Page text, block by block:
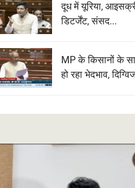
दूध में यूरिया,
डिटर्जेंट, संसद...
MP के किसानों के
हो रहा भेदभाव,